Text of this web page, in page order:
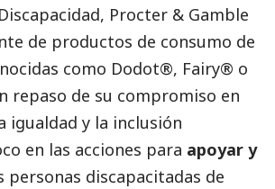
Procter & Gamble
de productos de consumo de
como Dodot®, Fairy® o
repaso de su compromiso en
igualdad y la inclusión
en las acciones para apoyar y
personas discapacitadas de